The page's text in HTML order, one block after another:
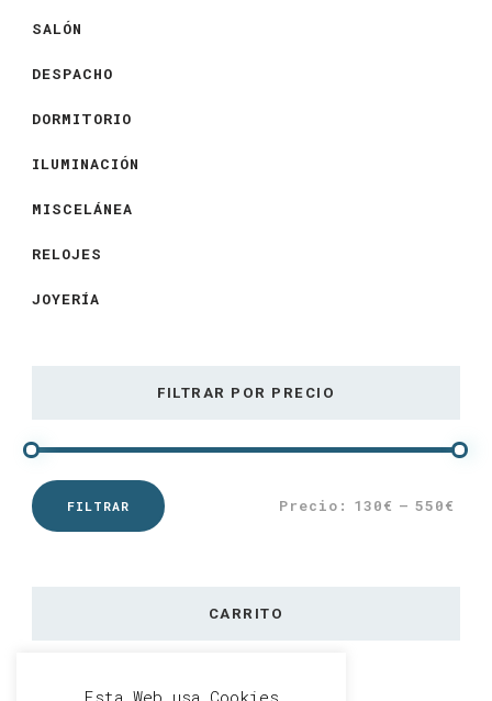
SALÓN
DESPACHO
DORMITORIO
ILUMINACIÓN
MISCELÁNEA
RELOJES
JOYERÍA
FILTRAR POR PRECIO
FILTRAR Precio: 130€ — 550€
CARRITO
Esta Web usa Cookies